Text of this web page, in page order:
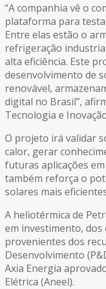
“A companhia vê o
plataforma para
Entre elas estão o
refrigeração
alta eficiência. Este
desenvolvimento de
renovável,
digital no Brasil”,
Tecnologia e
O projeto irá validar
calor, gerar
futuras aplicações
também reforça o
solares mais
A heliotérmica de
em investimento, dos
provenientes dos
Desenvolvimento
Axia Energia
Elétrica (Aneel).